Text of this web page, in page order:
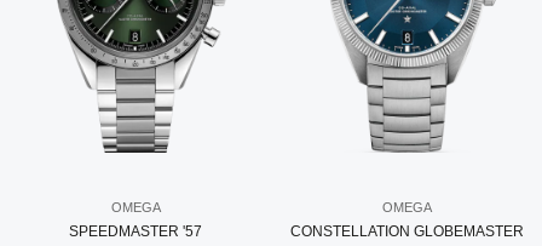
OMEGA
SPEEDMASTER '57
OMEGA
CONSTELLATION GLOBEMASTER